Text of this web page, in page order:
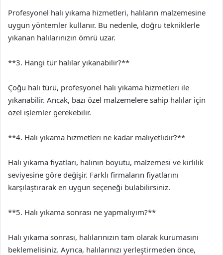
Profesyonel halı yıkama hizmetleri, halıların malzemesine
uygun yöntemler kullanır. Bu nedenle, doğru tekniklerle
yıkanan halılarınızın ömrü uzar.
**3. Hangi tür halılar yıkanabilir?**
Çoğu halı türü, profesyonel halı yıkama hizmetleri ile
yıkanabilir. Ancak, bazı özel malzemelere sahip halılar için
özel işlemler gerekebilir.
**4. Halı yıkama hizmetleri ne kadar maliyetlidir?**
Halı yıkama fiyatları, halının boyutu, malzemesi ve kirlilik
seviyesine göre değişir. Farklı firmaların fiyatlarını
karşılaştırarak en uygun seçeneği bulabilirsiniz.
**5. Halı yıkama sonrası ne yapmalıyım?**
Halı yıkama sonrası, halılarınızın tam olarak kurumasını
beklemelisiniz. Ayrıca, halılarınızı yerleştirmeden önce,